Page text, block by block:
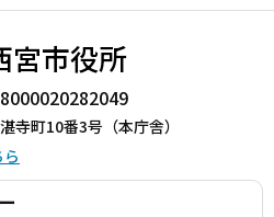
宮市役所
町10番3号（本庁舎）